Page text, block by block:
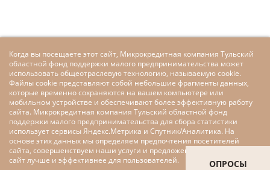
ОПРОСЫ
Когда вы посещаете этот сайт, Микрокредитная компания Тульский
областной фонд поддержки малого предпринимательства может
использовать общеотраслевую технологию, называемую cookie.
Файлы cookie представляют собой небольшие фрагменты данных,
которые временно сохраняются на вашем компьютере или
мобильном устройстве и обеспечивают более эффективную работу
сайта. Микрокредитная компания Тульский областной фонд
поддержки малого предпринимательства для сбора статистики
использует сервисы Яндекс.Метрика и Спутник/Аналитика. На
основе этих данных мы определяем предпочтения посетителей
сайта, совершенствуем наши услуги и предложения, делаем наш
сайт лучше и эффективнее для пользователей.